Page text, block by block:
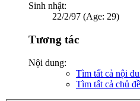
Sinh nhật:
22/2/97 (Age: 29)
Tương tác
Nội dung:
Tìm tất cả nội
Tìm tất cả chủ